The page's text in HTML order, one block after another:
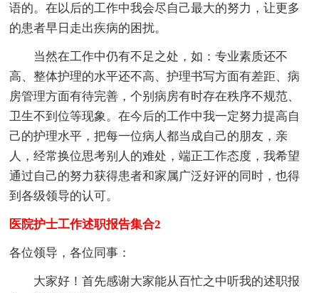
语的。在以后的工作中我会尽自己最大的努力，让更多
的患者早日走出疾病的困扰。
当然在工作中仍有不足之处，如：专业素质还不
高、整体护理的水平还不高、护理书写方面有差距、病
房管理方面有待完善，个别病房有时存在秩序不规范、
卫生不到位等现象。在今后的工作中我一定努力提高自
己的护理水平，把每一位病人都当成自己的朋友，亲
人，经常换位思考别人的难处，端正工作态度，我希望
通过自己的努力获得患者和家属广泛好评的同时，也得
到各级领导的认可。
医院护士工作述职报告集合2
各位领导，各位同事：
大家好！首先感谢大家能从百忙之中听我的述职报